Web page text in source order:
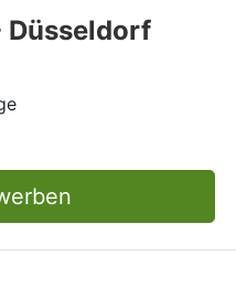
Düsseldorf